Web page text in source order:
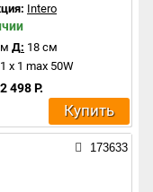
Intero
Д: 18 см
x 1 max 50W
498 Р.
Купить
173633